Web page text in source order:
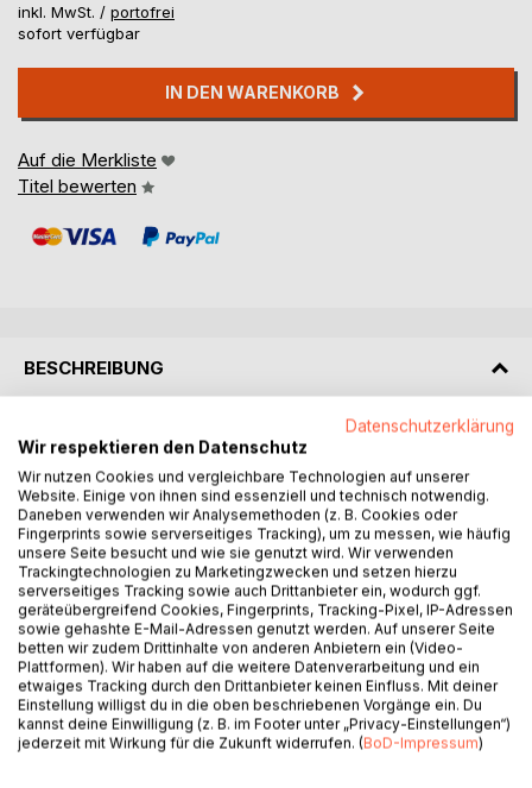
inkl. MwSt. / portofrei
sofort verfügbar
IN DEN WARENKORB
Auf die Merkliste
Titel bewerten
BESCHREIBUNG
1924
Olivia will mehr vom Leben!
Unzufrieden mit ihrem Dasein als Kellnerin in einem kleinen
schlesischen Café, möchte Olivia Bergmann ihrem Traum
nachgehen und eine gefeierte Stummfilmschauspielerin
werden. Durch Zufall erhält sie die Möglichkeit, nach
Amerika auszuwandern.
Kurzerhand beschließt sie, ihr Leben zu ändern ...
... und landet in einer Mondscheinkneipe inmitten der
amerikanischen Prohibition!
Zwischen Jazzmusik und gestrecktem Whisky strebt Olivia
zum Weltruhm.
Datenschutzerklärung
Wir respektieren den Datenschutz
Wir nutzen Cookies und vergleichbare Technologien auf unserer
Website. Einige von ihnen sind essenziell und technisch notwendig.
Daneben verwenden wir Analysemethoden (z. B. Cookies oder
Fingerprints sowie serverseitiges Tracking), um zu messen, wie häufig
unsere Seite besucht und wie sie genutzt wird. Wir verwenden
Trackingtechnologien zu Marketingzwecken und setzen hierzu
serverseitiges Tracking sowie auch Drittanbieter ein, wodurch ggf.
geräteübergreifend Cookies, Fingerprints, Tracking-Pixel, IP-Adressen
sowie gehashte E-Mail-Adressen genutzt werden. Auf unserer Seite
betten wir zudem Drittinhalte von anderen Anbietern ein (Video-
Plattformen). Wir haben auf die weitere Datenverarbeitung und ein
etwaiges Tracking durch den Drittanbieter keinen Einfluss. Mit deiner
Einstellung willigst du in die oben beschriebenen Vorgänge ein. Du
kannst deine Einwilligung (z. B. im Footer unter „Privacy-Einstellungen“)
jederzeit mit Wirkung für die Zukunft widerrufen. (BoD-Impressum)